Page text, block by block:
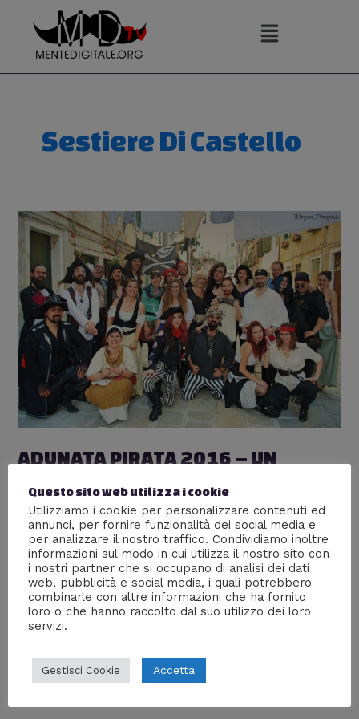
contenuto
Sestiere Di Castello
ADUNATA PIRATA 2016 – UN
SUCCESSO AI CONFINI DEL MARE!
Eventi,Mente Digitale TV / DiAnninaScrittrice
“Venezia è come mangiare un’intera scatola di
cioccolata al liquore in una sola volta” diceva il buon
Truman Capote… e chi siamo noi per contraddirlo?
Resoconto dell’Adunata Pirata 2016 che si è tenuta a
Venezia, a base diottimo rum, con una bellissima
sorpresa finale.
Questo sito web utilizza i cookie
Utilizziamo i cookie per personalizzare contenuti ed
annunci, per fornire funzionalità dei social media e
per analizzare il nostro traffico. Condividiamo inoltre
informazioni sul modo in cui utilizza il nostro sito con
i nostri partner che si occupano di analisi dei dati
web, pubblicità e social media, i quali potrebbero
combinarle con altre informazioni che ha fornito
loro o che hanno raccolto dal suo utilizzo dei loro
servizi.
Gestisci Cookie Accetta